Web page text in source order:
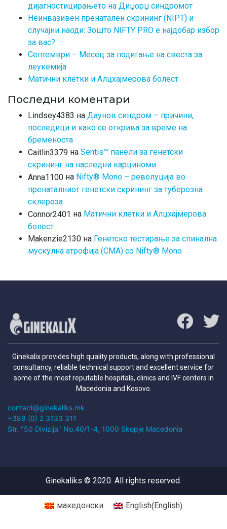
дијагностицирањето на Диџорџ синдромот
Неинвазивен пренатален скрининг (NIPT) и
случајни наоди: Зошто NIFTY PRO е најдобар избор
за вас?
Септември – Месец за подигање на свеста за
леукемија
Матични клетки и Алцхајмерова болест
Последни коментари
Lindsey4383 на Даунов синдром – причини,
последици и како се открива за време на
бременоста
Caitlin3379 на Sentis™ панели за генетски
скрининг на наследни карциноми
Anna1100 на Nifty® Mono – револуција во
пренаталниот генетски скрининг за туберозна
склероза
Connor2401 на Матични клетки и Алцхајмерова
болест
Makenzie2130 на Генетско тестирање за спинална
мускулна атрофија (СМА) со Nifty® Mono
Ginekalix provides high quality products, along with professional
consultancy, reliable technical support and excellent service for
some of the most reputable hospitals, clinics and IVF centers in
Macedonia and Kosovo.
contact@ginekaliks.mk
+389 (0) 2 3133 311
Str. "50 Divizija" No.40/1-4, 1000 Skopje Macedonia
Ginekaliks © 2020. All rights reserved.
македонски English(English)